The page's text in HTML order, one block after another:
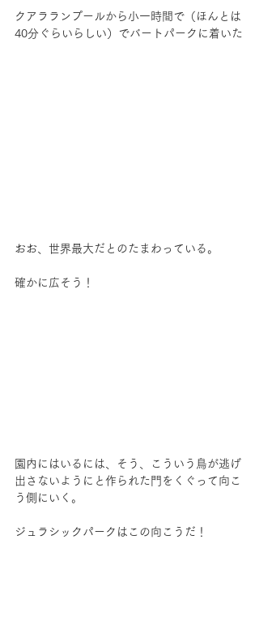
クアラランプールから小一時間で（ほんとは
40分ぐらいらしい）でバートパークに着いた
おお、世界最大だとのたまわっている。
確かに広そう！
園内にはいるには、そう、こういう鳥が逃げ
出さないようにと作られた門をくぐって向こ
う側にいく。
ジュラシックパークはこの向こうだ！